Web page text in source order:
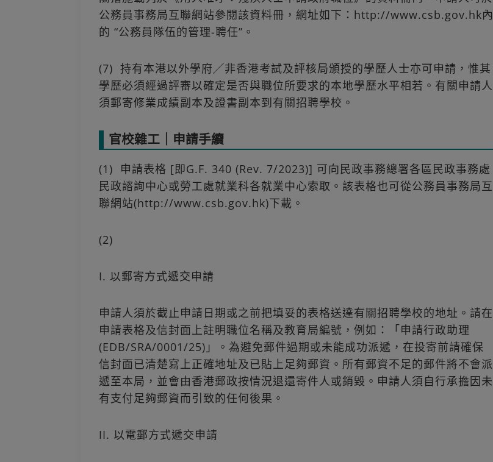
公務員事務局互聯網站參閱該資料冊，網址如下：http://www.csb.gov.hk內
的 “公務員隊伍的管理-聘任”。
(7) 持有本港以外學府╱非香港考試及評核局頒授的學歷人士亦可申請，惟其
學歷必須經過評審以確定是否與職位所要求的本地學歷水平相若。有關申請人
須郵寄修業成績副本及證書副本到有關招聘學校。
官校雜工｜申請手續
(1) 申請表格 [即G.F. 340 (Rev. 7/2023)] 可向民政事務總署各區民政事務處
民政諮詢中心或勞工處就業科各就業中心索取。該表格也可從公務員事務局互
聯網站(http://www.csb.gov.hk)下載。
(2)
I. 以郵寄方式遞交申請
申請人須於截止申請日期或之前把填妥的表格送達有關招聘學校的地址。請在
申請表格及信封面上註明職位名稱及教育局編號，例如：「申請行政助理
(EDB/SRA/0001/25)」。為避免郵件過期或未能成功派遞，在投寄前請確保
信封面已清楚寫上正確地址及已貼上足夠郵資。所有郵資不足的郵件將不會派
遞至本局，並會由香港郵政按情況退還寄件人或銷毀。申請人須自行承擔因未
有支付足夠郵資而引致的任何後果。
II. 以電郵方式遞交申請